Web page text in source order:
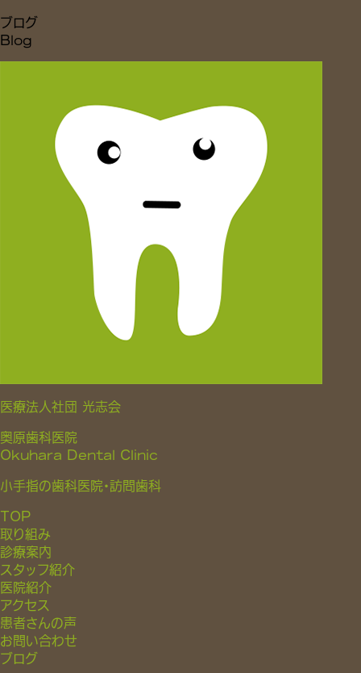
ブログ
Blog
医療法人社団 光志会
奥原歯科医院
Okuhara Dental Clinic
小手指の歯科医院・訪問歯科
TOP
取り組み
診療案内
スタッフ紹介
医院紹介
アクセス
患者さんの声
お問い合わせ
ブログ